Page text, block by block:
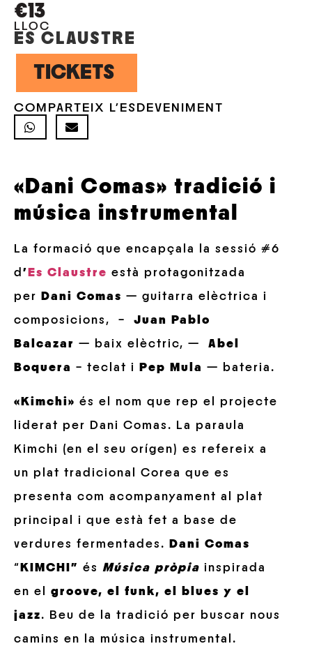
€13
LLOC
ES CLAUSTRE
TICKETS
COMPARTEIX L'ESDEVENIMENT
«Dani Comas» tradició i
música instrumental
La formació que encapçala la sessió #6
d ’ Es Claustre està protagonitzada
per
Dani Comas — guitarra elèctrica i
composicions, – Juan Pablo
Balcazar — baix elèctric, —
Abel
Boquera – teclat i Pep Mula — bateria.
«Kimchi» és el nom que rep el projecte
liderat per Dani Comas. La paraula
Kimchi (en el seu orígen) es refereix a
un plat tradicional Corea que es
presenta com acompanyament al plat
principal i que està fet a base de
verdures fermentades.
Dani Comas
“ KIMCHI” és Música pròpia inspirada
en el groove, el funk, el blues y el
jazz. Beu de la tradició per buscar nous
camins en la música instrumental.